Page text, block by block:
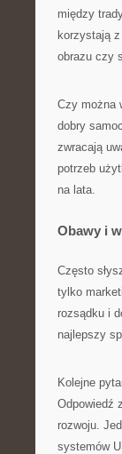
między
korzystają
obrazu czy
Czy można
dobry
zwracają
potrzeb
na lata.
Obawy i
Często
tylko
rozsądku i
najlepszy
Kolejne
Odpowiedź
rozwoju.
systemów